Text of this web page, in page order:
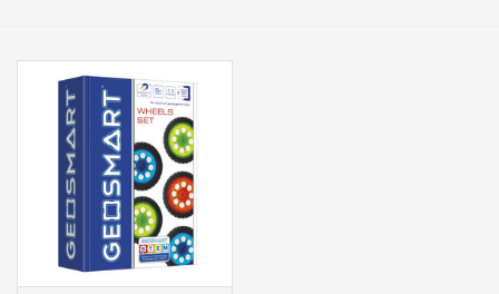
Boeken
Baby & Peuter